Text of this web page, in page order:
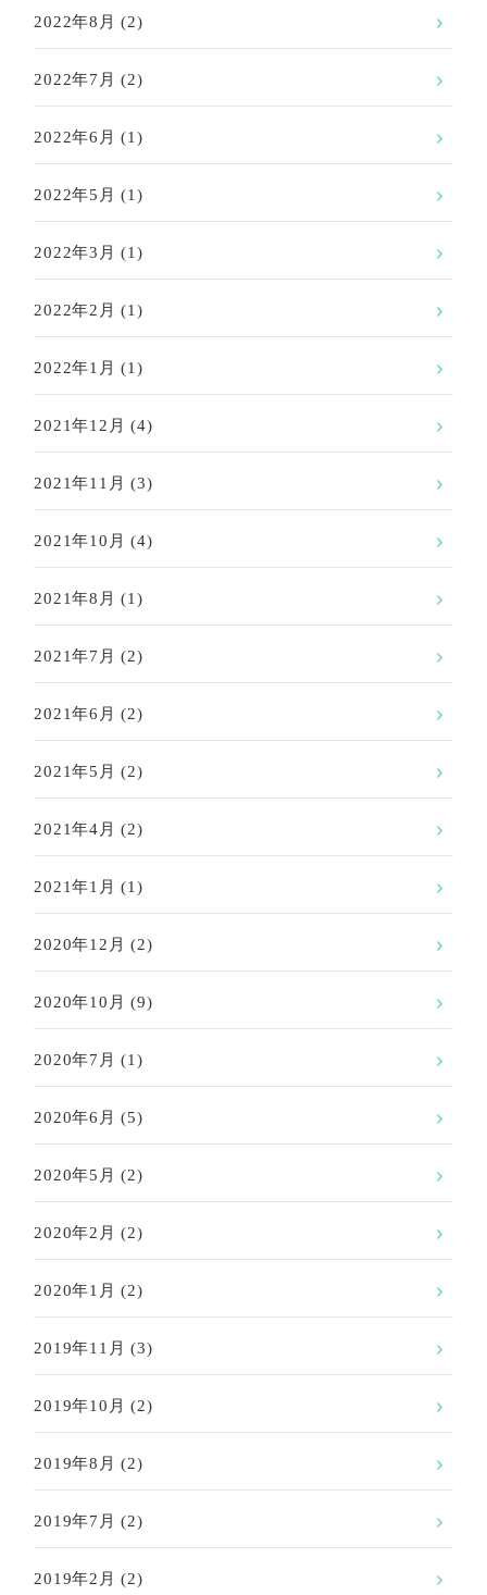
2022年8月 (2)
2022年7月 (2)
2022年6月 (1)
2022年5月 (1)
2022年3月 (1)
2022年2月 (1)
2022年1月 (1)
2021年12月 (4)
2021年11月 (3)
2021年10月 (4)
2021年8月 (1)
2021年7月 (2)
2021年6月 (2)
2021年5月 (2)
2021年4月 (2)
2021年1月 (1)
2020年12月 (2)
2020年10月 (9)
2020年7月 (1)
2020年6月 (5)
2020年5月 (2)
2020年2月 (2)
2020年1月 (2)
2019年11月 (3)
2019年10月 (2)
2019年8月 (2)
2019年7月 (2)
2019年2月 (2)